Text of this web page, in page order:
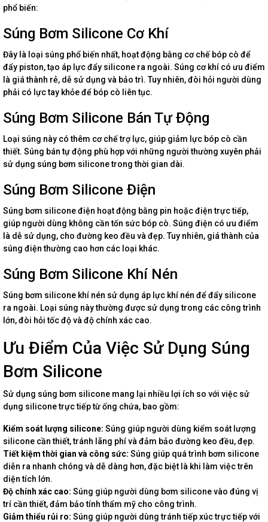
phổ biến:
Súng Bơm Silicone Cơ Khí
Đây là loại súng phổ biến nhất, hoạt động bằng cơ chế bóp cò để
đẩy piston, tạo áp lực đẩy silicone ra ngoài. Súng cơ khí có ưu điểm
là giá thành rẻ, dễ sử dụng và bảo trì. Tuy nhiên, đòi hỏi người dùng
phải có lực tay khỏe để bóp cò liên tục.
Súng Bơm Silicone Bán Tự Động
Loại súng này có thêm cơ chế trợ lực, giúp giảm lực bóp cò cần
thiết. Súng bán tự động phù hợp với những người thường xuyên phải
sử dụng súng bơm silicone trong thời gian dài.
Súng Bơm Silicone Điện
Súng bơm silicone điện hoạt động bằng pin hoặc điện trực tiếp,
giúp người dùng không cần tốn sức bóp cò. Súng điện có ưu điểm
là dễ sử dụng, cho đường keo đều và đẹp. Tuy nhiên, giá thành của
súng điện thường cao hơn các loại khác.
Súng Bơm Silicone Khí Nén
Súng bơm silicone khí nén sử dụng áp lực khí nén để đẩy silicone
ra ngoài. Loại súng này thường được sử dụng trong các công trình
lớn, đòi hỏi tốc độ và độ chính xác cao.
Ưu Điểm Của Việc Sử Dụng Súng
Bơm Silicone
Sử dụng súng bơm silicone mang lại nhiều lợi ích so với việc sử
dụng silicone trực tiếp từ ống chứa, bao gồm:
Kiểm soát lượng silicone: Súng giúp người dùng kiểm soát lượng
silicone cần thiết, tránh lãng phí và đảm bảo đường keo đều, đẹp.
Tiết kiệm thời gian và công sức: Súng giúp quá trình bơm silicone
diễn ra nhanh chóng và dễ dàng hơn, đặc biệt là khi làm việc trên
diện tích lớn.
Độ chính xác cao: Súng giúp người dùng bơm silicone vào đúng vị
trí cần thiết, đảm bảo tính thẩm mỹ cho công trình.
Giảm thiểu rủi ro: Súng giúp người dùng tránh tiếp xúc trực tiếp với